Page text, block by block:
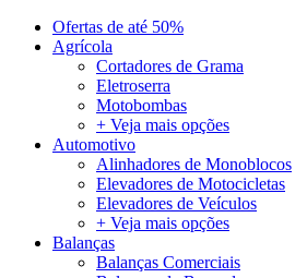
Ofertas de até 50%
Agrícola
Cortadores de Grama
Eletroserra
Motobombas
+ Veja mais opções
Automotivo
Alinhadores de Monoblocos
Elevadores de Motocicletas
Elevadores de Veículos
+ Veja mais opções
Balanças
Balanças Comerciais